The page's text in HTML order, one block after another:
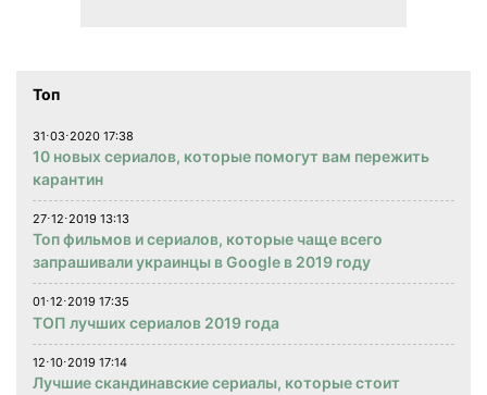
Топ
31⋅03⋅2020 17:38
10 новых сериалов, которые помогут вам пережить
карантин
27⋅12⋅2019 13:13
Топ фильмов и сериалов, которые чаще всего
запрашивали украинцы в Google в 2019 году
01⋅12⋅2019 17:35
ТОП лучших сериалов 2019 года
12⋅10⋅2019 17:14
Лучшие скандинавские сериалы, которые стоит